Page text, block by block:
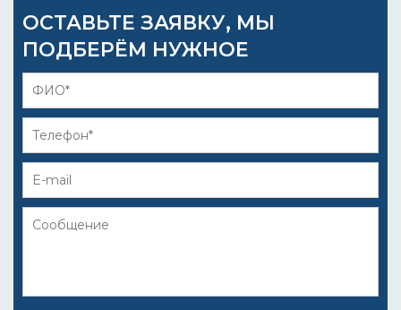
ОСТАВЬТЕ ЗАЯВКУ, МЫ
ПОДБЕРЁМ НУЖНОЕ